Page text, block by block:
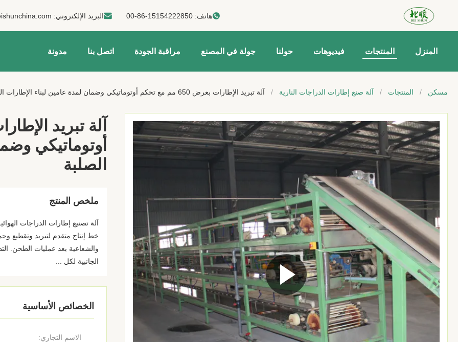
هاتف:00-86-15154222850 البريد الإلكتروني:
المنزل المنتجات فيديوهات حولنا جولة في المصنع مراقبة الجودة اتصل بنا مدونة
مسكن / المنتجات / آلة صنع إطارات الدراجات النارية / آلة تبريد الإطارات بعرض 650 مم مع تحكم أوتوماتيكي وضمان لمدة عامين لبناء الإطارات الصلبة
أوتوماتيكي
الصلبة
ملخص المنتج
خط إنتاج متقدم لتبريد وتقطيع
والشعاعية بعد عمليات الطحن.
الجانبية لكل ...
الخصائص الأساسية
الاسم التجاري: